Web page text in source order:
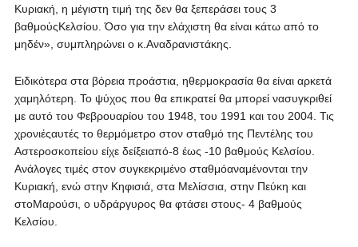
Κυριακή, η μέγιστη τιμή της δεν θα ξεπεράσει τους 3
βαθμούςΚελσίου. Όσο για την ελάχιστη θα είναι κάτω από το
μηδέν», συμπληρώνει ο κ.Αναδρανιστάκης.
Ειδικότερα στα βόρεια προάστια, ηθερμοκρασία θα είναι αρκετά
χαμηλότερη. Το ψύχος που θα επικρατεί θα μπορεί νασυγκριθεί
με αυτό του Φεβρουαρίου του 1948, του 1991 και του 2004. Τις
χρονιέςαυτές το θερμόμετρο στον σταθμό της Πεντέλης του
Αστεροσκοπείου είχε δείξειαπό-8 έως -10 βαθμούς Κελσίου.
Ανάλογες τιμές στον συγκεκριμένο σταθμόαναμένονται την
Κυριακή, ενώ στην Κηφισιά, στα Μελίσσια, στην Πεύκη και
στοΜαρούσι, ο υδράργυρος θα φτάσει στους- 4 βαθμούς
Κελσίου.